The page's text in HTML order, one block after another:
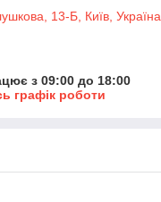
13-Б, Київ, Україна
з 09:00 до 18:00
графік роботи